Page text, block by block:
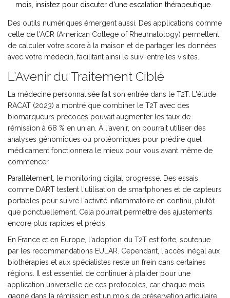
mois, insistez pour discuter d'une escalation thérapeutique.
Des outils numériques émergent aussi. Des applications comme
celle de l'ACR (American College of Rheumatology) permettent
de calculer votre score à la maison et de partager les données
avec votre médecin, facilitant ainsi le suivi entre les visites.
L'Avenir du Traitement Ciblé
La médecine personnalisée fait son entrée dans le T2T. L'étude
RACAT (2023) a montré que combiner le T2T avec des
biomarqueurs précoces pouvait augmenter les taux de
rémission à 68 % en un an. À l'avenir, on pourrait utiliser des
analyses génomiques ou protéomiques pour prédire quel
médicament fonctionnera le mieux pour vous avant même de
commencer.
Parallèlement, le monitoring digital progresse. Des essais
comme DART testent l'utilisation de smartphones et de capteurs
portables pour suivre l'activité inflammatoire en continu, plutôt
que ponctuellement. Cela pourrait permettre des ajustements
encore plus rapides et précis.
En France et en Europe, l'adoption du T2T est forte, soutenue
par les recommandations EULAR. Cependant, l'accès inégal aux
biothérapies et aux spécialistes reste un frein dans certaines
régions. Il est essentiel de continuer à plaider pour une
application universelle de ces protocoles, car chaque mois
gagné dans la rémission est un mois de préservation articulaire.